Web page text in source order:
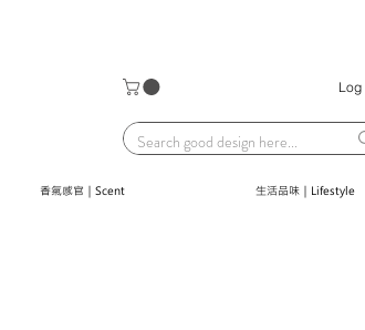
Log
香氣感官｜Scent 生活品味｜Lifestyle